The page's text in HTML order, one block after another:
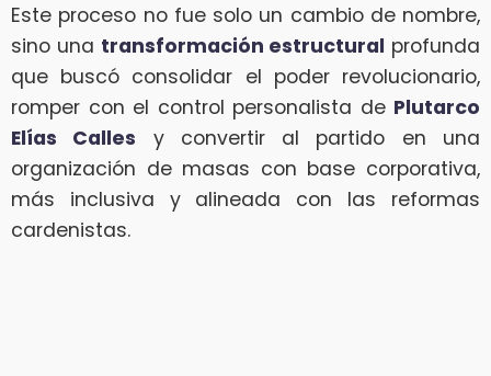
Este proceso no fue solo un cambio de nombre,
sino una transformación estructural profunda
que buscó consolidar el poder revolucionario,
romper con el control personalista de Plutarco
Elías Calles y convertir al partido en una
organización de masas con base corporativa,
más inclusiva y alineada con las reformas
cardenistas.